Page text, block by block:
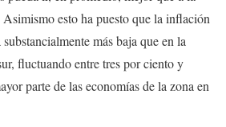
esto ha puesto que la inflación
más baja que en la
fluctuando entre tres por ciento y
parte de las economías de la zona en